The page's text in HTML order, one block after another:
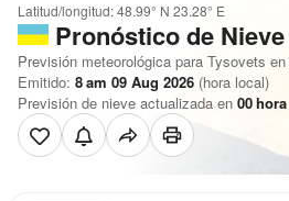
Latitud/longitud:48.99° N 23.28° E
Pronóstico de Nieve
Previsión meteorológica para Tysovets en
Emitido: 8 am 09 Aug 2026 (hora local)
Previsión de nieve actualizada en 00hora